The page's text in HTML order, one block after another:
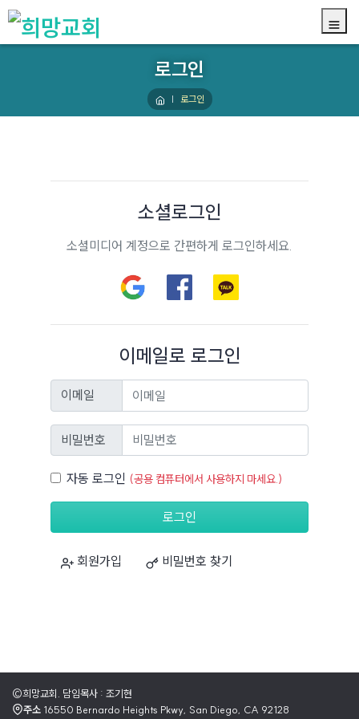
로그인
로그인
소셜로그인
소셜미디어 계정으로 간편하게 로그인하세요.
이메일로 로그인
이메일
이메일
비밀번호
비밀번호
자동 로그인
자동 로그인 (공용 컴퓨터에서 사용하지 마세요.)
로그인
회원가입 비밀번호 찾기
©희망교회. 담임목사 : 조기현
주소 16550 Bernardo Heights Pkwy, San Diego, CA 92128